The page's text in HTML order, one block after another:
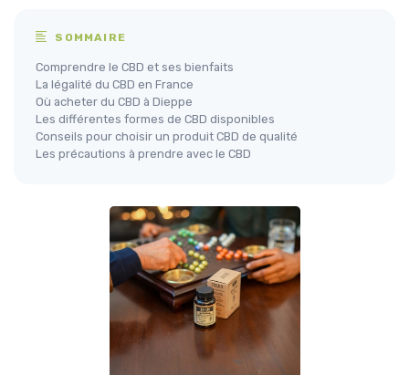
SOMMAIRE
Comprendre le CBD et ses bienfaits
La légalité du CBD en France
Où acheter du CBD à Dieppe
Les différentes formes de CBD disponibles
Conseils pour choisir un produit CBD de qualité
Les précautions à prendre avec le CBD